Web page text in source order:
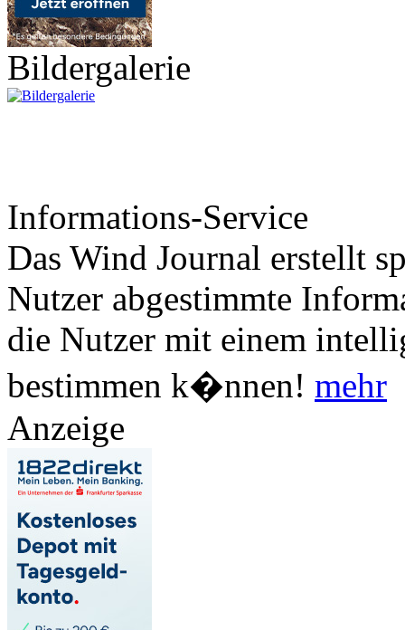
Bildergalerie
Informations-Service
Das Wind Journal erstellt
Nutzer abgestimmte
die Nutzer mit einem
bestimmen k�nnen! mehr
Anzeige